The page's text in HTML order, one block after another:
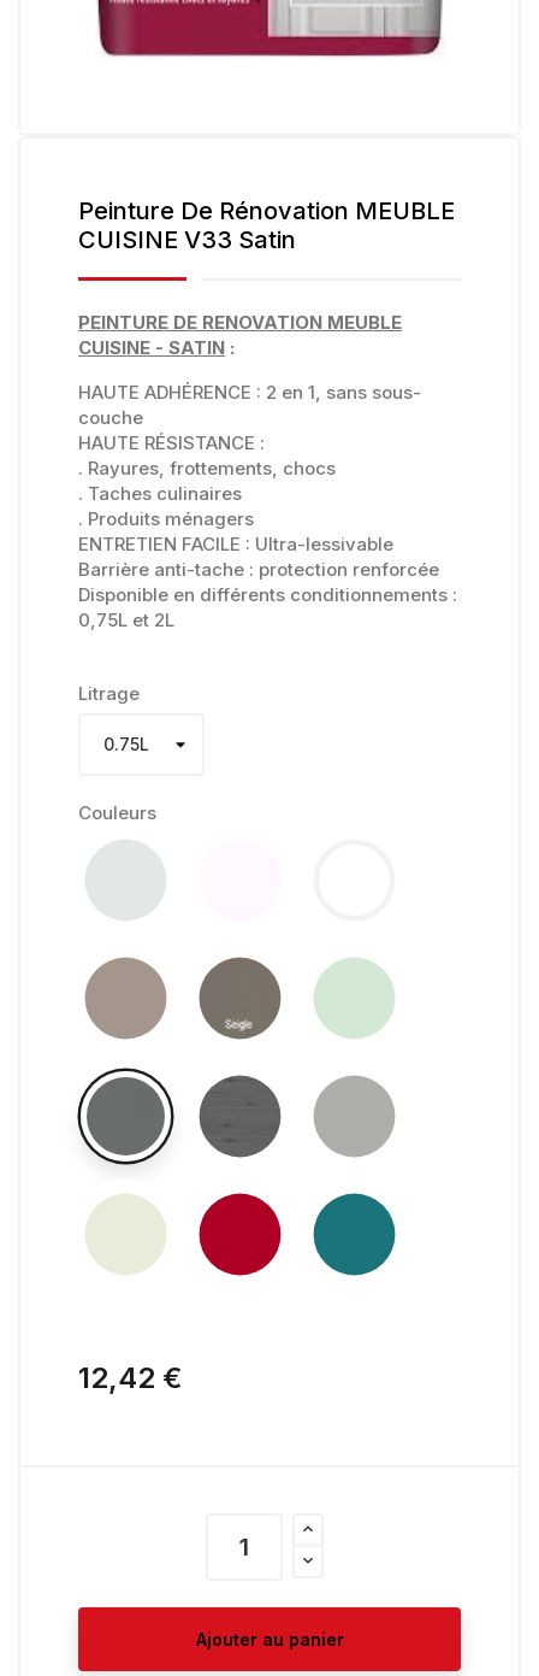
Peinture De Rénovation MEUBLE
CUISINE V33 Satin
PEINTURE DE RENOVATION MEUBLE
CUISINE - SATIN :
HAUTE ADHÉRENCE : 2 en 1, sans sous-
couche
HAUTE RÉSISTANCE :
. Rayures, frottements, chocs
. Taches culinaires
. Produits ménagers
ENTRETIEN FACILE : Ultra-lessivable
Barrière anti-tache : protection renforcée
Disponible en différents conditionnements :
0,75L et 2L
Litrage
Couleurs
12,42 €
Ajouter au panier